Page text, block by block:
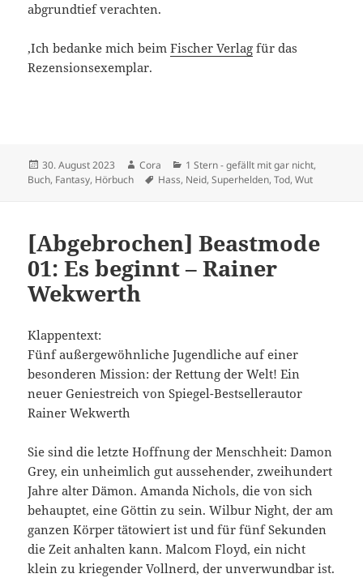
abgrundtief verachten.
‚Ich bedanke mich beimFischer Verlag für das
Rezensionsexemplar.
Veröffentlicht
am
30. August 2023 Autor
Cora Kategorien
1 Stern - gefällt mit gar nicht,
Buch, Fantasy, Hörbuch Schlagwörter
Hass, Neid,Superhelden,Tod,Wut
[Abgebrochen] Beastmode
01: Es beginnt – Rainer
Wekwerth
Klappentext:
Fünf außergewöhnliche Jugendliche auf einer
besonderen Mission: der Rettung der Welt! Ein
neuer Geniestreich von Spiegel-Bestsellerautor
Rainer Wekwerth
Sie sind die letzte Hoffnung der Menschheit: Damon
Grey, ein unheimlich gut aussehender, zweihundert
Jahre alter Dämon. Amanda Nichols, die von sich
behauptet, eine Göttin zu sein. Wilbur Night, der am
ganzen Körper tätowiert ist und für fünf Sekunden
die Zeit anhalten kann. Malcom Floyd, ein nicht
klein zu kriegender Vollnerd, der unverwundbar ist.